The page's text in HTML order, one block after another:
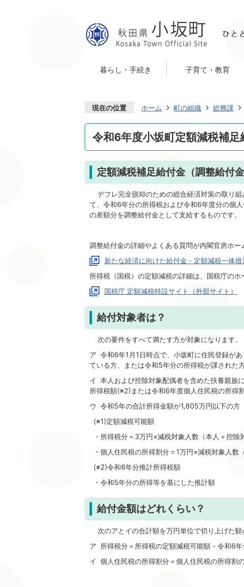
暮らし・手続き 子育て・教育
現在の位置 ホーム 町の組織 総務課
令和6年度小坂町定額減税補
定額減税補足給付金（調整給付
デフレ完全脱却のための総合経済対策の取り
て、令和6年分の所得税および令和6年度分の個
の差額分を調整給付金として支給するものです。
調整給付金の詳細やよくある質問が内閣官房ホー
新たな経済に向けた給付金・定額減税一体措
所得税（国税）の定額減税の詳細は、国税庁のホ
国税庁 定額減税特設サイト（外部サイト）
給付対象者は？
次の要件をすべて満たす方が対象になります。
ア 令和6年1月1日時点で、小坂町に住民登録が
ている方、または令和5年分の所得税が課された
イ 本人および控除対象配偶者を含めた扶養親族
所得税額(※2)または令和6年度個人住民税の所得
ウ 令和5年の合計所得金額が1,805万円以下の方
(※1)定額減税可能額
・所得税分＝3万円×減税対象人数（本人＋控除
・個人住民税の所得割分＝1万円×減税対象人数
(※2)令和6年分推計所得税額
・令和5年分の所得等を基にした推計額
給付金額はどれくらい？
次のアとイの合計額を万円単位で切り上げた額
ア 所得税分＝所得税の定額減税可能額－令和6
イ 個人住民税の所得割分＝個人住民税の所得割